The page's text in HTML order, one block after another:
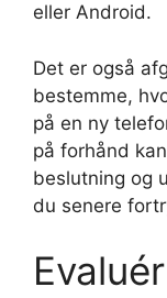
eller Android.
Det er også
bestemme,
på en ny
på forhånd
beslutning og
du senere